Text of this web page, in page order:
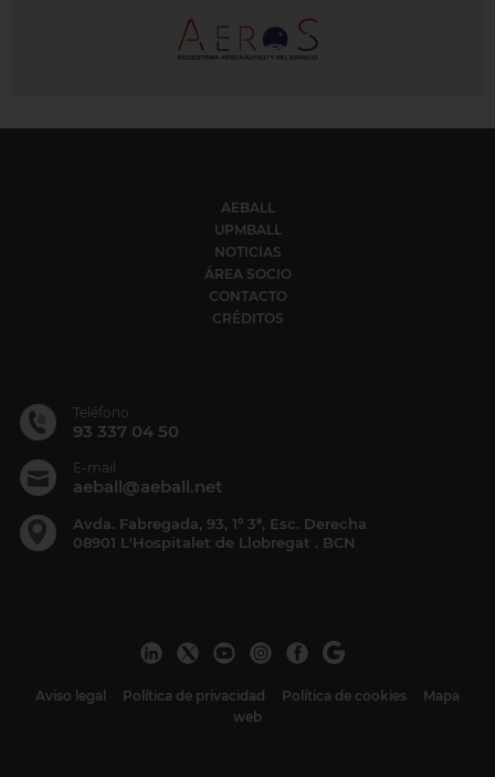
AEBALL
UPMBALL
NOTICIAS
ÁREA SOCIO
CONTACTO
CRÉDITOS
Teléfono
93 337 04 50
E-mail
aeball@aeball.net
Avda. Fabregada, 93, 1º 3ª, Esc. Derecha
08901 L'Hospitalet de Llobregat . BCN
Aviso legal Política de privacidad Política de cookies
Mapa
web